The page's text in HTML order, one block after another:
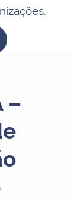
–